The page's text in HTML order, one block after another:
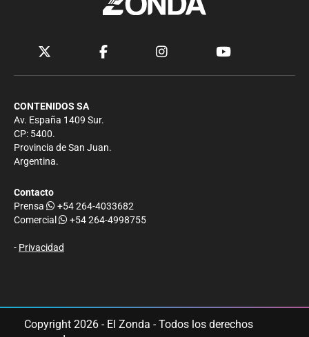
CONTENIDOS SA
Av. España 1409 Sur.
CP: 5400.
Provincia de San Juan.
Argentina.
Contacto
Prensa
+54 264-4033682
Comercial
+54 264-4998755
- Privacidad
Copyright 2026 - El Zonda - Todos los derechos